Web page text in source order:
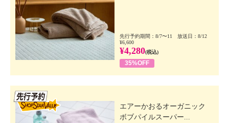
先行予約期間：8/7〜11 放送日：8/12
¥6,600
¥4,280(税込)
35%OFF
エアーかおるオーガニック
ボブパイルスーパー...